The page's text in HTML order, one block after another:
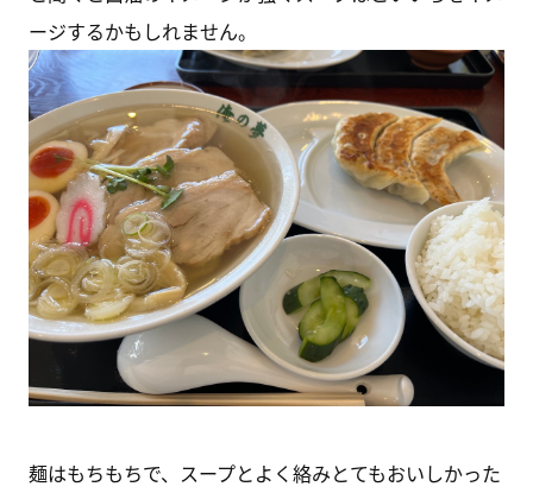
ージするかもしれません。
麺はもちもちで、スープとよく絡みとてもおいしかった